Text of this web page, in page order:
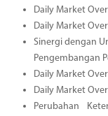
Daily Market
Daily Market
Sinergi dengan
Pengembangan
Daily Market
Daily Market
Perubahan